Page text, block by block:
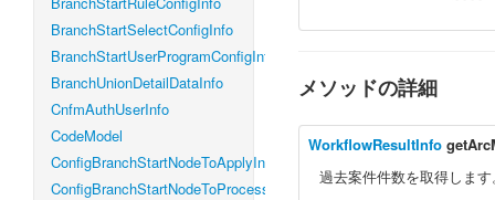
BranchStartSelectConfigInfo
BranchStartUserProgramConfigInfo
BranchUnionDetailDataInfo
CnfmAuthUserInfo
CodeModel
ConfigBranchStartNodeToApplyInfo
ConfigBranchStartNodeToProcessInfo
メソッドの詳細
WorkflowResultInfo
過去案件件数を取得しま